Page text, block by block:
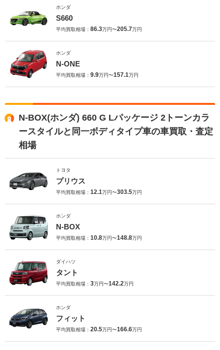
ホンダ
S660
平均買取相場： 86.3万円〜205.7万円
ホンダ
N-ONE
平均買取相場： 9.9万円〜157.1万円
N-BOX(ホンダ) 660 G Lパッケージ 2トーンカラ
ースタイルと同一ボディタイプ車の車買取・査定
相場
トヨタ
プリウス
平均買取相場： 12.1万円〜303.5万円
ホンダ
N-BOX
平均買取相場： 10.8万円〜148.8万円
ダイハツ
タント
平均買取相場： 3万円〜142.2万円
ホンダ
フィット
平均買取相場： 20.5万円〜166.6万円